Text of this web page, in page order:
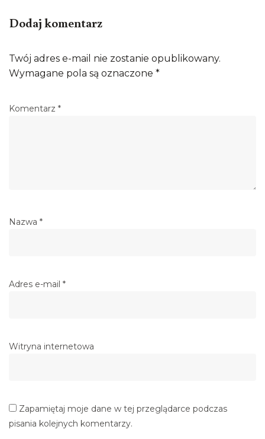
Dodaj komentarz
Twój adres e-mail nie zostanie opublikowany.
Wymagane pola są oznaczone *
Komentarz *
Nazwa *
Adres e-mail *
Witryna internetowa
Zapamiętaj moje dane w tej przeglądarce podczas
pisania kolejnych komentarzy.